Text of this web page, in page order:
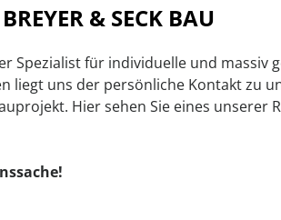
& SECK BAU
Spezialist für individuelle und
liegt uns der persönliche Kontakt zu
Hier sehen Sie eines